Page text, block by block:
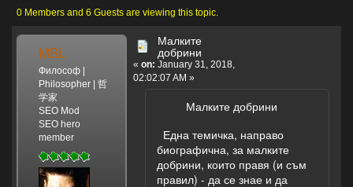
добрини (Read 20616 times)
0 Members and 6 Guests are viewing this topic.
MSL
Философ |
Philosopher | 哲
学家
SEO Mod
SEO hero
member
Малките
добрини
« on: January 31, 2018,
02:02:07 AM »
Малките добрини
Една темичка, направо
биографична, за малките
добрини, които правя (и съм
правил) - да се знае и да